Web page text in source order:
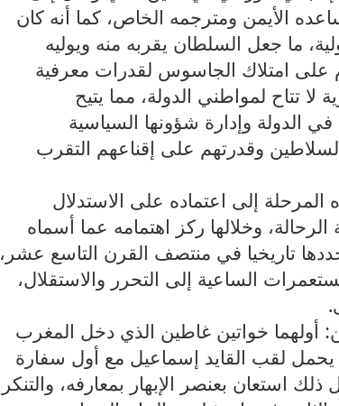
الأيمن ومترجمه الخاص، كما أنه كان
ما جعل السلطان يقربه منه ويوليه
على امتلاك الجاسوس لقدرات معرفية
تتاح لمواطني الدولة، مما يتيح
الدولة وإدارة شؤونها السياسية
وقدرتهم على إقناعهم التقرب
المرحلة إلى اعتماده على الاستدلال
وخلالها ركز اهتمامه عما أسماه
تاريخيا في منتصف القرن التاسع عشر،
الساعية إلى التحرر والاستقلال،
أولهما خواتين غاطين الذي دخل المغرب
لقب القايد إسماعيل مع أول سفارة
استعان بعنصر الإبهار بمعارفه، والتنكر